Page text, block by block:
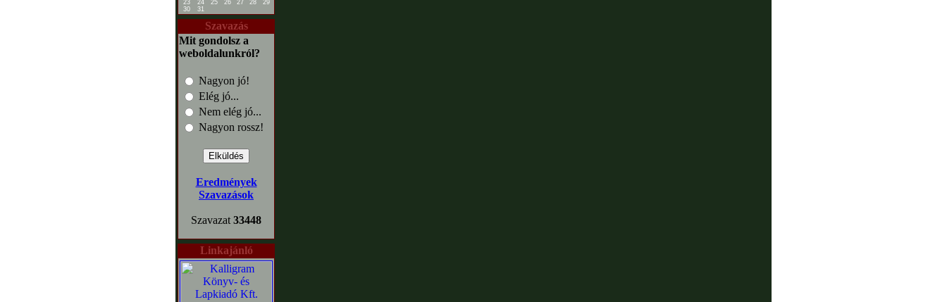
23
24 25 26 27 28
29
30
31
Szavazás
Mit gondolsz a
weboldalunkról?
Nagyon jó!
Elég jó...
Nem elég jó...
Nagyon rossz!
Eredmények
Szavazások
Szavazat 33448
Linkajánló